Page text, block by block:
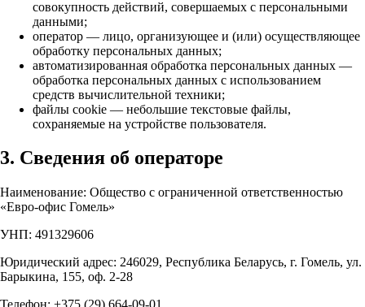
совокупность действий, совершаемых с персональными
данными;
оператор — лицо, организующее и (или) осуществляющее
обработку персональных данных;
автоматизированная обработка персональных данных —
обработка персональных данных с использованием
средств вычислительной техники;
файлы cookie — небольшие текстовые файлы,
сохраняемые на устройстве пользователя.
3. Сведения об операторе
Наименование: Общество с ограниченной ответственностью
«Евро-офис Гомель»
УНП: 491329606
Юридический адрес: 246029, Республика Беларусь, г. Гомель, ул.
Барыкина, 155, оф. 2-28